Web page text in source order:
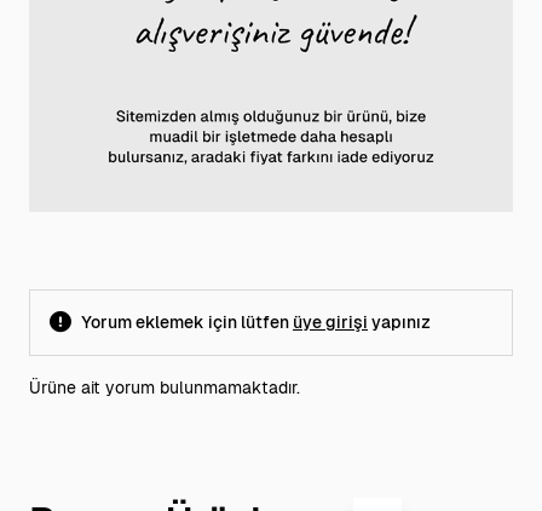
Yorum eklemek için lütfen üye girişi yapınız
Ürüne ait yorum bulunmamaktadır.